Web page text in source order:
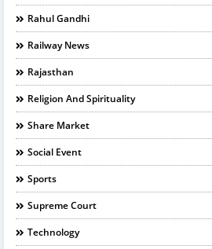
Rahul Gandhi
Railway News
Rajasthan
Religion And Spirituality
Share Market
Social Event
Sports
Supreme Court
Technology